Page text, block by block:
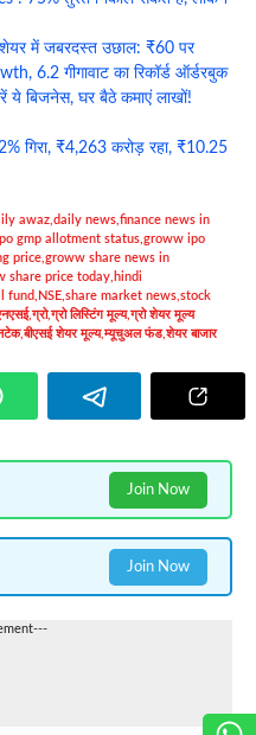
में जबरदस्त उछाल: ₹60 पर
6.2 गीगावाट का रिकॉर्ड ऑर्डरबुक
बिजनेस, घर बैठे कमाएं लाखों!
गिरा, ₹4,263 करोड़ रहा, ₹10.25
awaz daily news finance news in
gmp allotment status groww ipo
price groww share news in
share price today hindi
fund NSE share market news stock
,ग्रो,ग्रो लिस्टिंग मूल्य,ग्रो शेयर मूल्य
,बीएसई शेयर मूल्य,म्यूचुअल फंड,शेयर बाजार
Join Now
Join Now